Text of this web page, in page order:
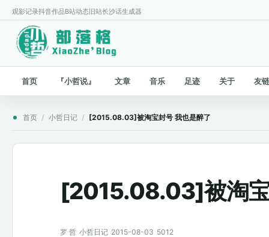
观影记录抖音作品B站动态 旧站长沙话生成器
首页 『小哲说』 文章 音乐 足迹 关于 友链
首页 / 小哲日记 / [2015.08.03]被淘宝封号 我也是醉了
[2015.08.03]被淘
罗 哲 小哲日记 2015-08-03 5012